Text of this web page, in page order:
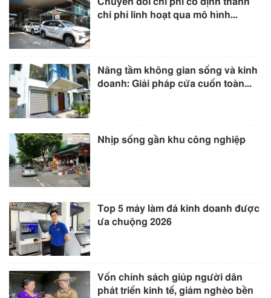
Chuyển đổi chi phí cố định thành
chi phí linh hoạt qua mô hình...
Nâng tầm không gian sống và kinh
doanh: Giải pháp cửa cuốn toàn...
Nhịp sống gần khu công nghiệp
Top 5 máy làm đá kinh doanh được
ưa chuộng 2026
Vốn chính sách giúp người dân
phát triển kinh tế, giảm nghèo bền